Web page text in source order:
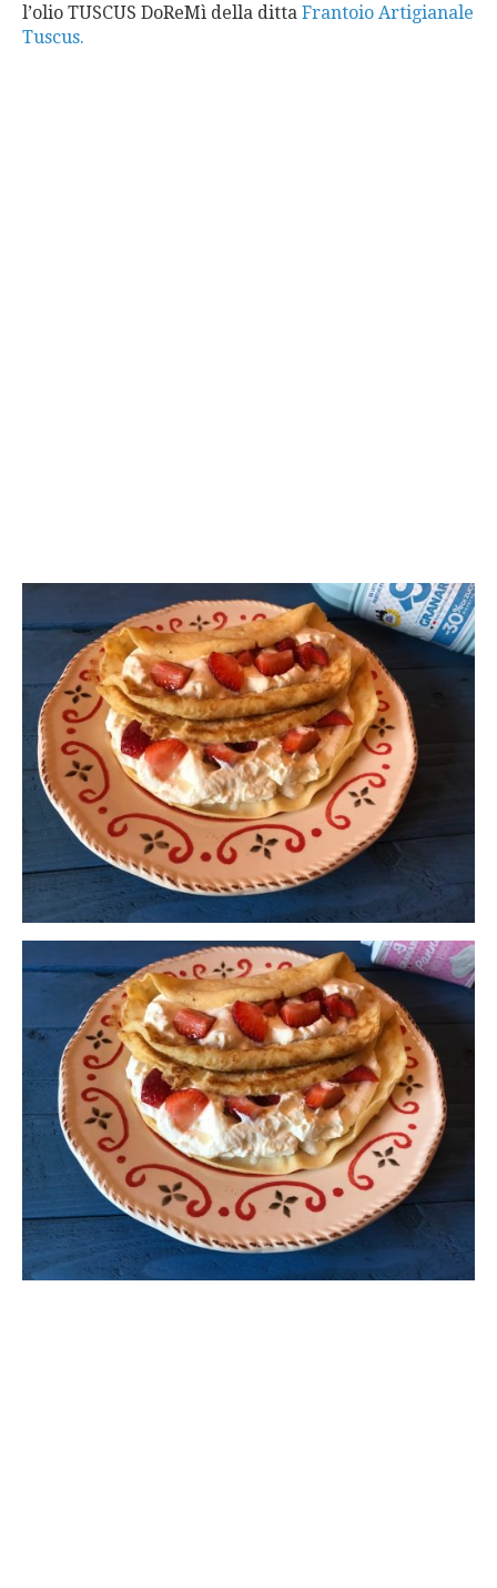
l’olio TUSCUS DoReMì della ditta Frantoio Artigianale
Tuscus.